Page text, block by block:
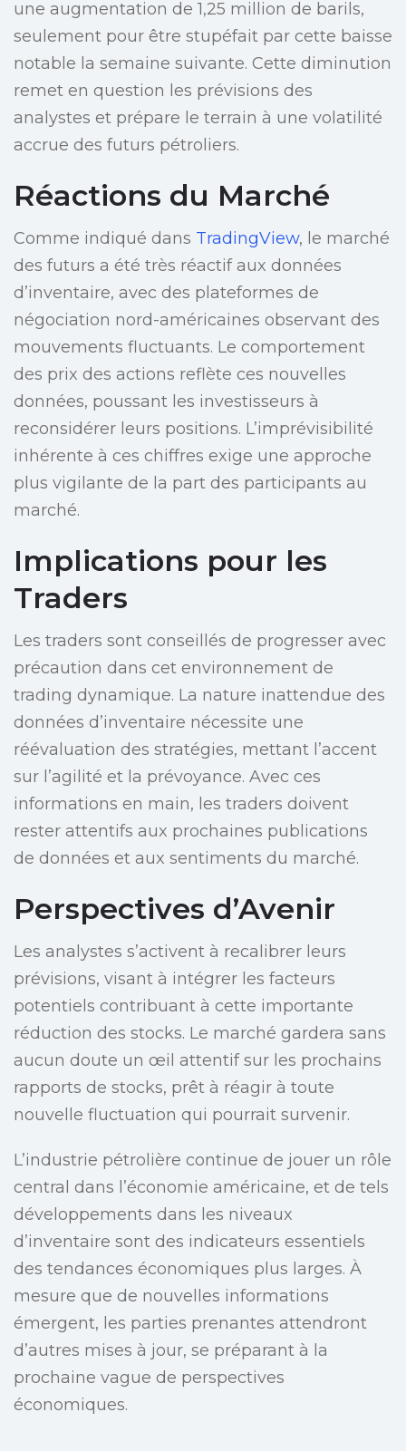
une augmentation de 1,25 million de barils,
seulement pour être stupéfait par cette baisse
notable la semaine suivante. Cette diminution
remet en question les prévisions des
analystes et prépare le terrain à une volatilité
accrue des futurs pétroliers.
Réactions du Marché
Comme indiqué dans TradingView, le marché
des futurs a été très réactif aux données
d’inventaire, avec des plateformes de
négociation nord-américaines observant des
mouvements fluctuants. Le comportement
des prix des actions reflète ces nouvelles
données, poussant les investisseurs à
reconsidérer leurs positions. L’imprévisibilité
inhérente à ces chiffres exige une approche
plus vigilante de la part des participants au
marché.
Implications pour les
Traders
Les traders sont conseillés de progresser avec
précaution dans cet environnement de
trading dynamique. La nature inattendue des
données d’inventaire nécessite une
réévaluation des stratégies, mettant l’accent
sur l’agilité et la prévoyance. Avec ces
informations en main, les traders doivent
rester attentifs aux prochaines publications
de données et aux sentiments du marché.
Perspectives d’Avenir
Les analystes s’activent à recalibrer leurs
prévisions, visant à intégrer les facteurs
potentiels contribuant à cette importante
réduction des stocks. Le marché gardera sans
aucun doute un œil attentif sur les prochains
rapports de stocks, prêt à réagir à toute
nouvelle fluctuation qui pourrait survenir.
L’industrie pétrolière continue de jouer un rôle
central dans l’économie américaine, et de tels
développements dans les niveaux
d’inventaire sont des indicateurs essentiels
des tendances économiques plus larges. À
mesure que de nouvelles informations
émergent, les parties prenantes attendront
d’autres mises à jour, se préparant à la
prochaine vague de perspectives
économiques.